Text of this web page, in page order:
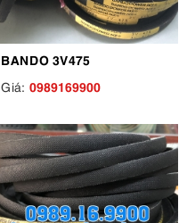
BANDO 3V475
Giá: 0989169900